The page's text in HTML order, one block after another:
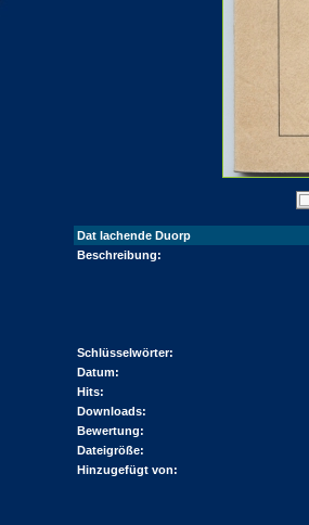
Dat lachende Duorp
Beschreibung:
Schlüsselwörter:
Datum:
Hits:
Downloads:
Bewertung:
Dateigröße:
Hinzugefügt von: